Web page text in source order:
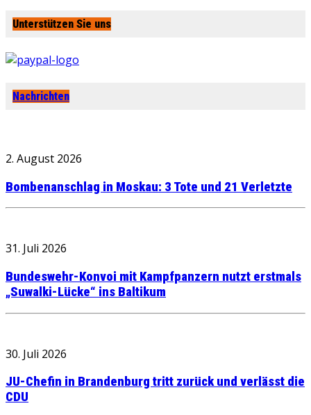
Unterstützen Sie uns
Nachrichten
2. August 2026
Bombenanschlag in Moskau: 3 Tote und 21 Verletzte
31. Juli 2026
Bundeswehr-Konvoi mit Kampfpanzern nutzt erstmals
„Suwalki-Lücke“ ins Baltikum
30. Juli 2026
JU-Chefin in Brandenburg tritt zurück und verlässt die
CDU